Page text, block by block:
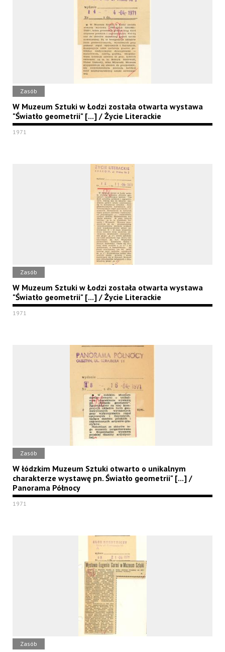
Zasób
W Muzeum Sztuki w Łodzi została otwarta wystawa
"Światło geometrii" [...] / Życie Literackie
1971
Zasób
W Muzeum Sztuki w Łodzi została otwarta wystawa
"Światło geometrii" [...] / Życie Literackie
1971
Zasób
W łódzkim Muzeum Sztuki otwarto o unikalnym
charakterze wystawę pn. Światło geometrii" [...] /
Panorama Północy
1971
Zasób